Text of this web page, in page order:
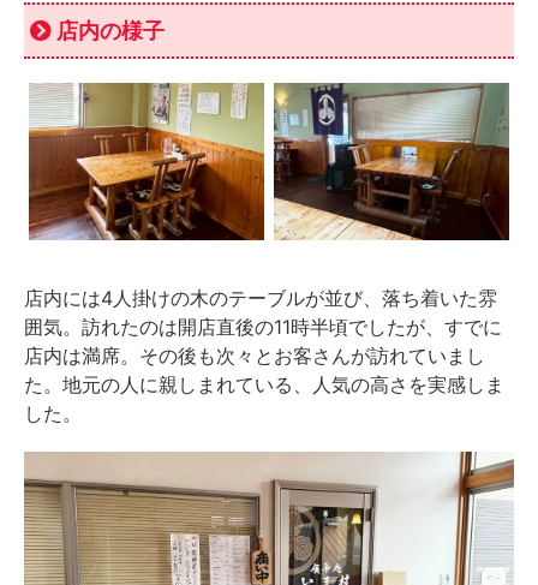
店内の様子
店内には4人掛けの木のテーブルが並び、落ち着いた雰
囲気。訪れたのは開店直後の11時半頃でしたが、すでに
店内は満席。その後も次々とお客さんが訪れていまし
た。地元の人に親しまれている、人気の高さを実感しま
した。